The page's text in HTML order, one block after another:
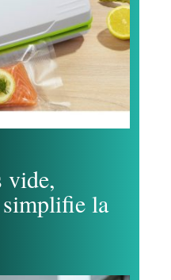
vide,
la